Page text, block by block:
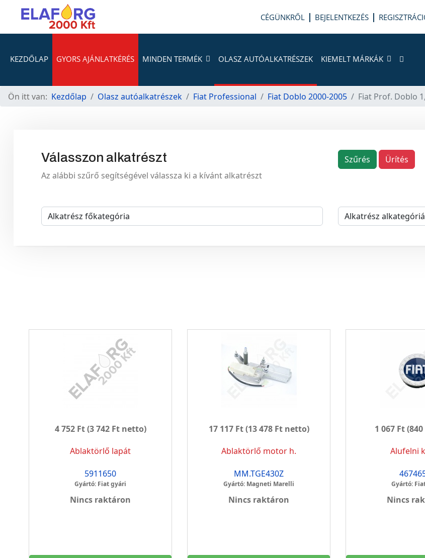
CÉGÜNKRŐL BEJELENTKEZÉS
KEZDŐLAP GYORS AJÁNLATKÉRÉS MINDEN TERMÉK OLASZ AUTÓALKATRÉSZEK KIEMELT MÁRKÁK
Ön itt van: Kezdőlap Olasz autóalkatrészek Fiat Professional Fiat Doblo 2000-2005 Fiat Prof. Doblo
Válasszon alkatrészt
Az alábbi szűrő segítségével válassza ki a kívánt alkatrészt
Szűrés Ürítés
4 752 Ft(3 742 Ft netto)
Ablaktörlő lapát
5911650
Gyártó: Fiat gyári
Nincs raktáron
17 117 Ft(13 478 Ft netto)
Ablaktörlő motor h.
MM.TGE430Z
Gyártó: Magneti Marelli
Nincs raktáron
1 067 Ft
Alufelni
Gyártó:
Nincs